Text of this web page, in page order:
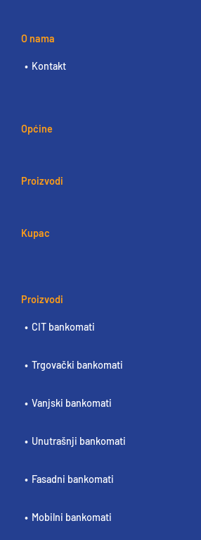
O nama
Kontakt
Općine
Proizvodi
Kupac
Proizvodi
CIT bankomati
Trgovački bankomati
Vanjski bankomati
Unutrašnji bankomati
Fasadni bankomati
Mobilni bankomati